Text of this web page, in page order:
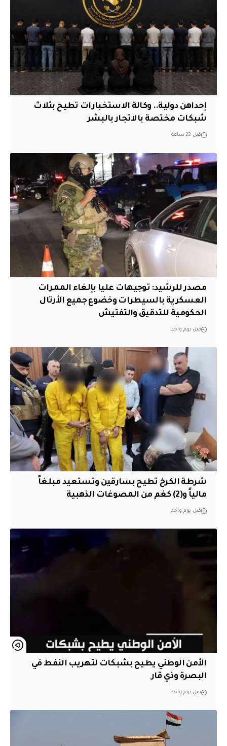
إحداهن دولية.. وكالة الاستخبارات تطيح بثلاث
شبكات مختصة بالاتجار بالبشر
قبل 22 ساعة
مصدر للرشيد: توجيهات عليا بإلغاء الممرات
العسكرية بالسيطرات وخضوع جميع الأرتال
الحكومية للتدقيق والتفتيش
قبل يوم واحد
شرطة الكرخ تطيح بسارقين وتستعيد مبلغاً
مالياً و(2) كغم من المصوغات الذهبية
قبل يوم واحد
الأمن الوطني يطيح بشبكات لتهريب النفط في
البصرة وذي قار
قبل يوم واحد